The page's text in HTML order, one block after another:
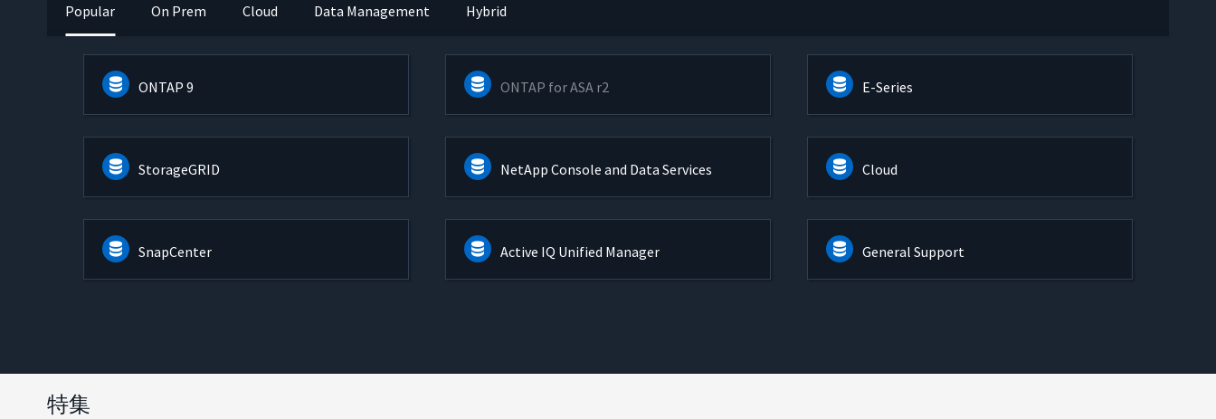
Popular On Prem Cloud Data Management Hybrid
ONTAP 9 ONTAP for ASA r2 E-Series
StorageGRID NetApp Console and Data Services Cloud
SnapCenter Active IQ Unified Manager General Support
特集